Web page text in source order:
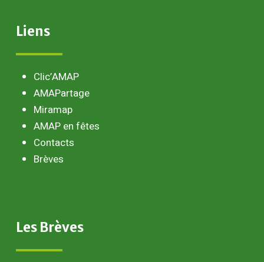
Liens
Clic’AMAP
AMAPartage
Miramap
AMAP en fêtes
Contacts
Brèves
Les Brèves